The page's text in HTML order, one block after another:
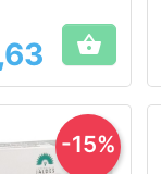
cellen tegen
stress

-15%